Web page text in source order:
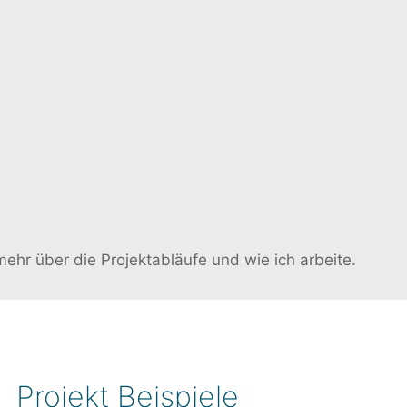
über die Projektabläufe und wie ich arbeite.
Projekt Beispiele